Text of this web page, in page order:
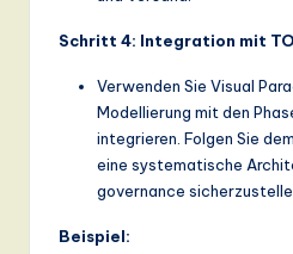
Schritt 4: Integration mit
Verwenden Sie Visual
Modellierung mit den
integrieren. Folgen Sie
eine systematische
governance
Beispiel: